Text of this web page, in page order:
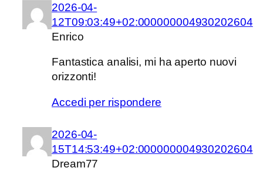
2026-04-
12T09:03:49+02:000000004930202604
Enrico
Fantastica analisi, mi ha aperto nuovi
orizzonti!
Accedi per rispondere
2026-04-
15T14:53:49+02:000000004930202604
Dream77